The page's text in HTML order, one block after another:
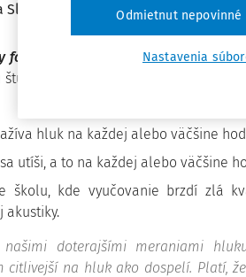
for Schools
nadväzuje na poslednú
hluk a zlú fyzickú
hluk na každej alebo väčšine
utíši, a to na každej alebo väčšine
školu, kde vyučovanie brzdí zlá
akustiky.
našimi doterajšími meraniami
na hluk ako dospelí. Platí,
Nastavenia
Odmietnut nepovinné